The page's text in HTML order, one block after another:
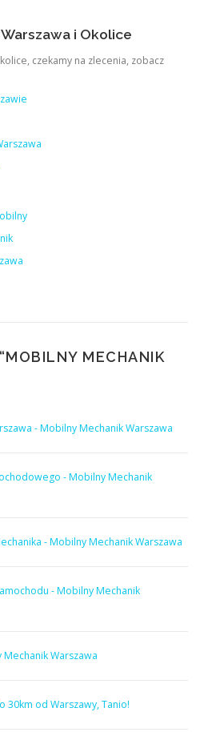
i Okolice
czekamy na zlecenia, zobacz
MOBILNY MECHANIK
- Mobilny Mechanik Warszawa
- Mobilny Mechanik
- Mobilny Mechanik Warszawa
- Mobilny Mechanik
Mechanik Warszawa
30km od Warszawy, Tanio!